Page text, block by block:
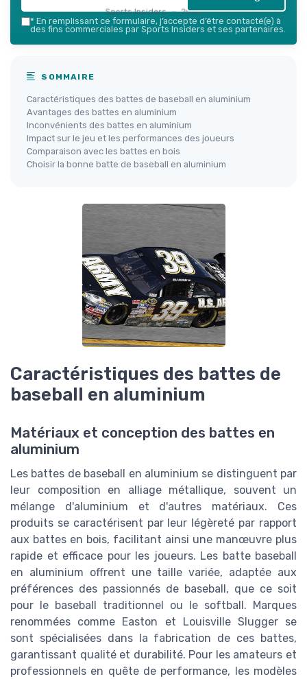
Sports Insiders — 2026
* En remplissant ce formulaire, j’accepte d’être contacté(e) à
des fins commerciales par Sports Insiders et ses partenaires.
SOMMAIRE
Caractéristiques des battes de baseball en aluminium
Avantages des battes en aluminium
Inconvénients des battes en aluminium
Impact sur le jeu et les performances des joueurs
Comparaison avec les battes en bois
Choisir la bonne batte de baseball en aluminium
Caractéristiques des battes de
baseball en aluminium
Matériaux et conception des battes en
aluminium
Les battes de baseball en aluminium se distinguent par
leur composition en alliage métallique, souvent un
mélange d'aluminium et d'autres matériaux. Ces
produits se caractérisent par leur légèreté par rapport
aux battes en bois, facilitant ainsi une manœuvre plus
rapide et efficace pour les joueurs. Les batte baseball
en aluminium offrent une taille variée, adaptée aux
préférences des passionnés de baseball, que ce soit
pour le baseball traditionnel ou le softball. Marques
renommées comme Easton et Louisville Slugger se
sont spécialisées dans la fabrication de ces battes,
garantissant qualité et durabilité. Pour les amateurs et
professionnels en quête de performance, les modèles